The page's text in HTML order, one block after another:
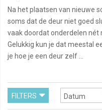
Na het plaatsen van nieuwe
soms dat de deur niet goed
vaak doordat onderdelen nét
Gelukkig kun je dat meestal
je hoe je een deur zelf ...
FILTERS